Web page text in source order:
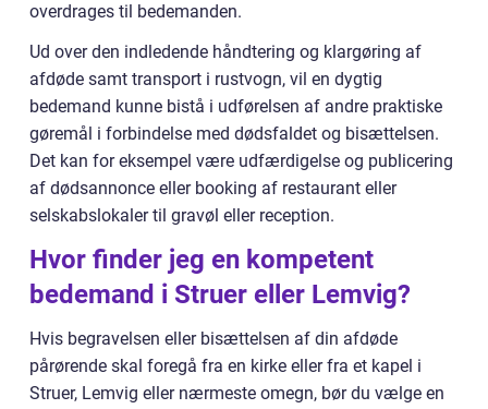
overdrages til bedemanden.
Ud over den indledende håndtering og klargøring af
afdøde samt transport i rustvogn, vil en dygtig
bedemand kunne bistå i udførelsen af andre praktiske
gøremål i forbindelse med dødsfaldet og bisættelsen.
Det kan for eksempel være udfærdigelse og publicering
af dødsannonce eller booking af restaurant eller
selskabslokaler til gravøl eller reception.
Hvor finder jeg en kompetent
bedemand i Struer eller Lemvig?
Hvis begravelsen eller bisættelsen af din afdøde
pårørende skal foregå fra en kirke eller fra et kapel i
Struer, Lemvig eller nærmeste omegn, bør du vælge en